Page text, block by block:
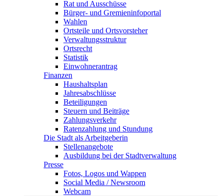
Rat und Ausschüsse
Bürger- und Gremieninfoportal
Wahlen
Ortsteile und Ortsvorsteher
Verwaltungsstruktur
Ortsrecht
Statistik
Einwohnerantrag
Finanzen
Haushaltsplan
Jahresabschlüsse
Beteiligungen
Steuern und Beiträge
Zahlungsverkehr
Ratenzahlung und Stundung
Die Stadt als Arbeitgeberin
Stellenangebote
Ausbildung bei der Stadtverwaltung
Presse
Fotos, Logos und Wappen
Social Media / Newsroom
Webcam